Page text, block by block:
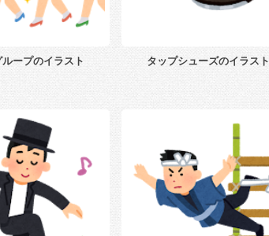
ープのイラスト タップシューズのイラスト